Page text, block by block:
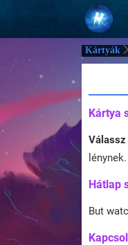
Kártyák
Kártya
lénynek.
Hátlap
But